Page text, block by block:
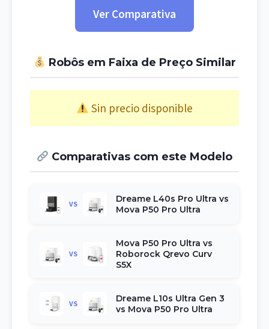
Ver Comparativa
Robôs em Faixa de Preço Similar
Sin precio disponible
Comparativas com este Modelo
VS
Dreame L40s Pro Ultra vs
Mova P50 Pro Ultra
VS
Mova P50 Pro Ultra vs
Roborock Qrevo Curv
S5X
VS
Dreame L10s Ultra Gen 3
vs Mova P50 Pro Ultra